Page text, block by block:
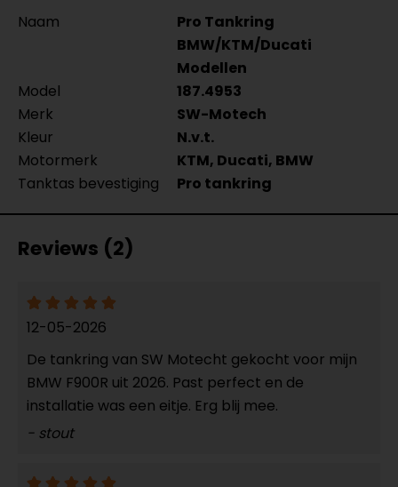
Naam
Pro Tankring
BMW/KTM/Ducati
Modellen
Model
187.4953
Merk
SW-Motech
Kleur
N.v.t.
Motormerk
KTM, Ducati, BMW
Tanktas bevestiging
Pro tankring
Reviews (2)
12-05-2026
De tankring van SW Motecht gekocht voor mijn
BMW F900R uit 2026. Past perfect en de
installatie was een eitje. Erg blij mee.
- stout